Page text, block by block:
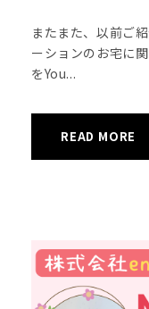
またまた、以前ご
ーションのお宅に
をYou...
READ MORE